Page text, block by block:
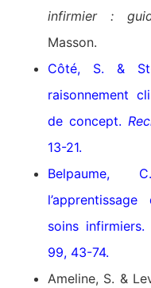
infirmier :
Masson.
Côté, S. &
raisonnement
de concept.
13-21.
Belpaume,
soins infirmiers.
99, 43-74.
Ameline, S. &